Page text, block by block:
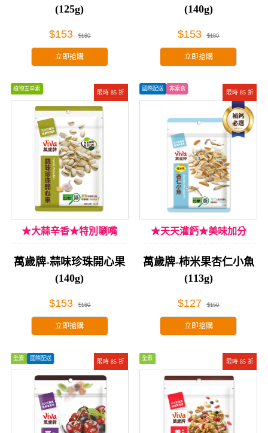
(125g)
$153 $180
立即搶購
(140g)
$153 $180
立即搶購
限時 85 折
植物五辛素
★大蒜辛香★特別唰嘴
萬歲牌-蒜味珍珠開心果
(140g)
$153 $180
立即搶購
限時 85 折
國際配送 非素食
★天天灌鈣★美味加分
萬歲牌-柿米果杏仁小魚
(113g)
$127 $150
立即搶購
限時 85 折
全素 國際配送
限時 85 折
全素